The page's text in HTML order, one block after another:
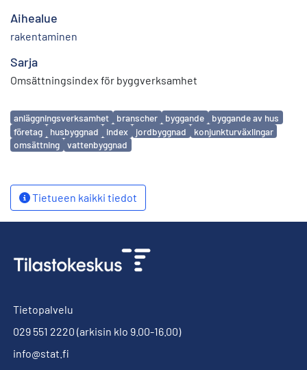
Aihealue
rakentaminen
Sarja
Omsättningsindex för byggverksamhet
Avainsanat
anläggningsverksamhet branscher byggande
byggande av hus
företag
husbyggnad index jordbyggnad
konjunkturväxlingar
omsättning
vattenbyggnad
Tietueen kaikki tiedot
Tietopalvelu
029 551 2220 (arkisin klo 9.00-16.00)
info@stat.fi